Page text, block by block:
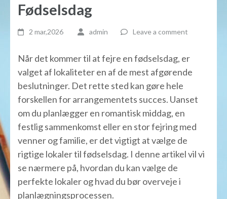
Fødselsdag
2 mar,2026 admin Leave a comment
Når det kommer til at fejre en fødselsdag, er
valget af lokaliteter en af de mest afgørende
beslutninger. Det rette sted kan gøre hele
forskellen for arrangementets succes. Uanset
om du planlægger en romantisk middag, en
festlig sammenkomst eller en stor fejring med
venner og familie, er det vigtigt at vælge de
rigtige lokaler til fødselsdag. I denne artikel vil vi
se nærmere på, hvordan du kan vælge de
perfekte lokaler og hvad du bør overveje i
planlægningsprocessen.